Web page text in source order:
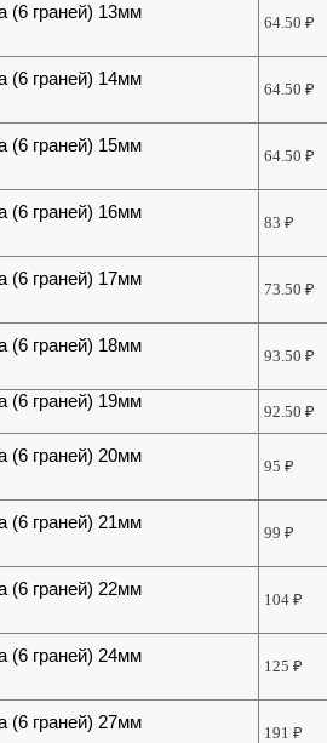
(6 граней) 13мм
64.50₽
(6 граней) 14мм
64.50₽
(6 граней) 15мм
64.50₽
(6 граней) 16мм
83₽
(6 граней) 17мм
73.50₽
(6 граней) 18мм
93.50₽
(6 граней) 19мм
92.50₽
(6 граней) 20мм
95₽
(6 граней) 21мм
99₽
(6 граней) 22мм
104₽
(6 граней) 24мм
125₽
(6 граней) 27мм
191₽